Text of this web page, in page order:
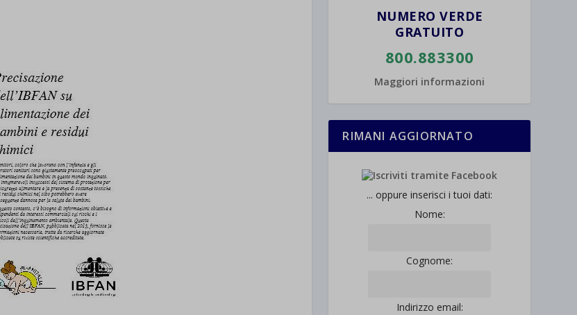
NUMERO VERDE
GRATUITO
800.883300
Maggiori informazioni
RIMANI AGGIORNATO
... oppure inserisci i tuoi dati:
Nome:
Cognome:
Indirizzo email: